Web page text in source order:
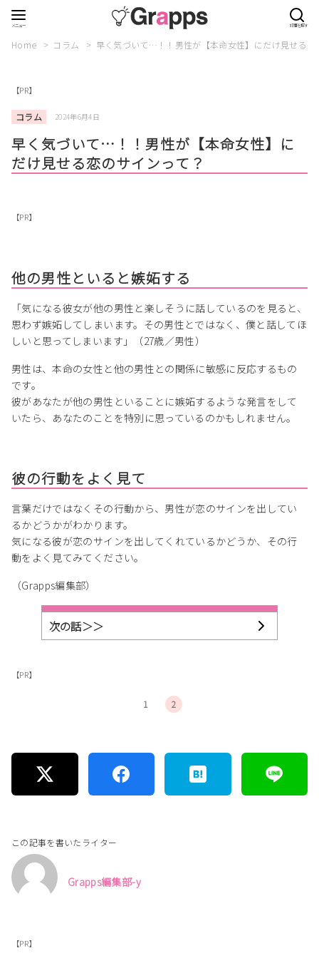
Home コラム 早く気づいて…！！男性が【本命女性】にだけ見せる恋
【PR】
コラム 2024年6月4日
早く気づいて…！！男性が【本命女性】に
だけ見せる恋のサインって？
【PR】
他の男性といると嫉妬する
「気になる彼女が他の男性と楽しそうに話しているのを見ると、
思わず嫉妬してしまいます。その男性とではなく、僕と話してほ
しいと思ってしまいます」（27歳／男性）
男性は、本命の女性と他の男性との関係に敏感に反応するもの
です。
彼があなたが他の男性といることに嫉妬するような発言をして
いたら、あなたのことを特別に思っているのかもしれません。
彼の行動をよく見て
言葉だけではなくその行動から、男性が恋のサインを出してい
るかどうかがわかります。
気になる彼が恋のサインを出してくれているかどうか、その行
動をよく見てみてください。
（Grapps編集部）
次の話＞＞
【PR】
1 2
この記事を書いたライター
Grapps編集部-y
【PR】